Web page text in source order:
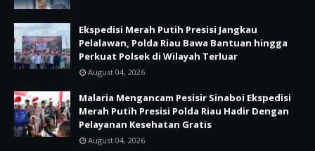
Ekspedisi Merah Putih Presisi Jangkau
Pelalawan, Polda Riau Bawa Bantuan hingga
Perkuat Polsek di Wilayah Terluar
August 04, 2026
Malaria Mengancam Pesisir Sinaboi Ekspedisi
Merah Putih Presisi Polda Riau Hadir Dengan
Pelayanan Kesehatan Gratis
August 04, 2026